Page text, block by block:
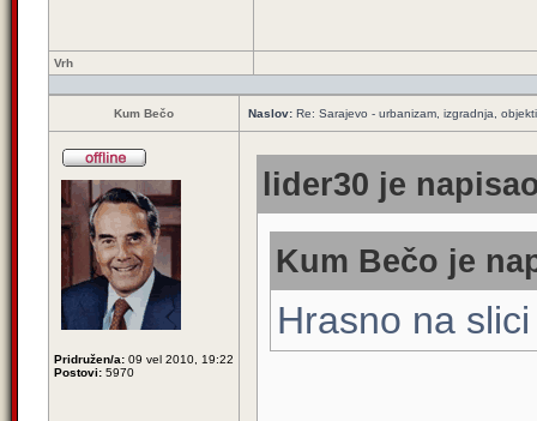
Vrh
Kum Bečo Naslov: Re: Sarajevo - urbanizam, izgradnja,
Pridružen/a: 09 vel 2010, 19:22
Postovi: 5970
lider30 je
Kum Bečo je
Hrasno na slici